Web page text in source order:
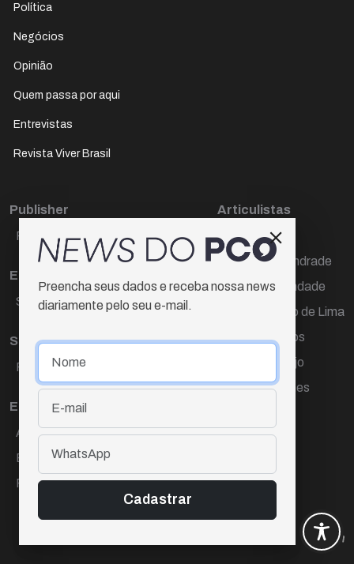
Política
Negócios
Opinião
Quem passa por aqui
Entrevistas
Revista Viver Brasil
Publisher
Paulo Cesar de Oliveira
Editora Chefe
Sueli Cotta
Sub-editora
Raquel Ayres
Equipe
Ana Lúcia Cortez
Eliane Hardy
Fernando Torres
Articulistas
Décio Freire
Dr Marcos Andrade
Hamilton Trindade
Igor Carvalho de Lima
Mario Campos
Renata Araújo
Wagner Gomes
Preencha seus dados e receba nossa news
diariamente pelo seu e-mail.